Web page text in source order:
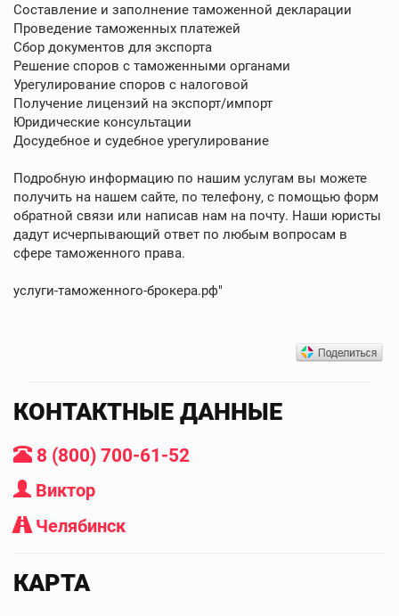
Составление и заполнение таможенной декларации
Проведение таможенных платежей
Сбор документов для экспорта
Решение споров с таможенными органами
Урегулирование споров с налоговой
Получение лицензий на экспорт/импорт
Юридические консультации
Досудебное и судебное урегулирование
Подробную информацию по нашим услугам вы можете
получить на нашем сайте, по телефону, с помощью форм
обратной связи или написав нам на почту. Наши юристы
дадут исчерпывающий ответ по любым вопросам в
сфере таможенного права.
услуги-таможенного-брокера.рф"
КОНТАКТНЫЕ ДАННЫЕ
8 (800) 700-61-52
Виктор
Челябинск
КАРТА